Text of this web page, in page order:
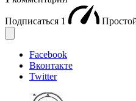
Подписаться 1
Facebook
Вконтакте
Twitter